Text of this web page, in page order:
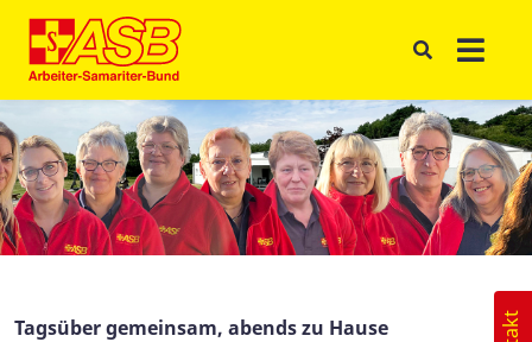
Tagsüber gemeinsam, abends zu Hause